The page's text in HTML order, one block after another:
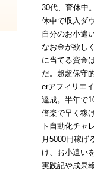
30代、育休中
休中で収入ダ
自分のお小遣
なお金が欲し
に当てる資金
だ。超超保守
erアフィリエ
達成。半年で
倍楽で早く稼
ト自動化チャ
月5000円稼げ
け、お小遣い
実践記や成果